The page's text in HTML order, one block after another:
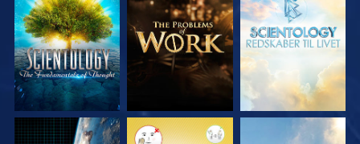
UDFORSK SERIEN UDFORSK SERIEN UDFORSK SERIEN